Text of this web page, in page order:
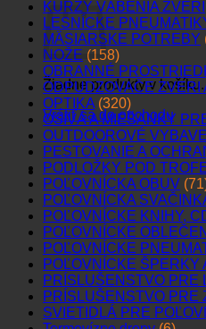
Žiadne produkty v košíku.
Vrátiť sa do obchodu
KURZY VÁBENIA ZVERI
LESNÍCKE
MÄSIARSKE POTREBY
NOŽE (158)
OBRANNÉ
ODPUDZOVAČE ZVERI
OPTIKA (320)
OSIVÁ A MIEŠANKY
OUTDOOROVÉ
PESTOVANIE A
PODLOŽKY POD
POĽOVNÍCKA OBUV
POĽOVNÍCKA
POĽOVNÍCKE KNIHY,
POĽOVNÍCKE
POĽOVNÍCKE
POĽOVNÍCKE ŠPERKY
PRÍSLUŠENSTVO PRE
PRÍSLUŠENSTVO PRE
SVIETIDLÁ PRE